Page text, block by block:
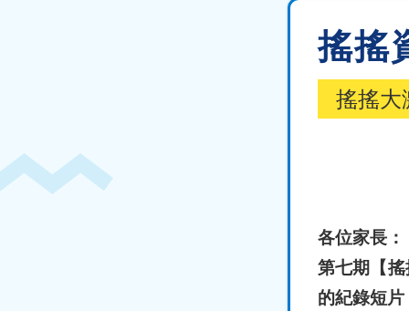
搖搖
搖搖大
各位家長：
第七期【
的紀錄短